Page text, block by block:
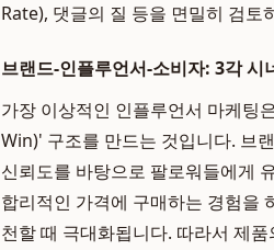
Rate), 댓글의 질 등을 면밀히 검토
브랜드-인플루언서-소비자: 3각 시
가장 이상적인 인플루언서 마케팅
Win)' 구조를 만드는 것입니다. 브
신뢰도를 바탕으로 팔로워들에게
합리적인 가격에 구매하는 경험을
천할 때 극대화됩니다. 따라서 제